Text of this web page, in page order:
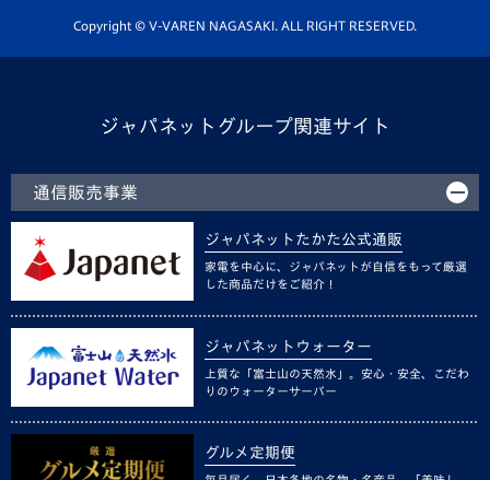
ホームタウン活動
Copyright © V-VAREN NAGASAKI. ALL RIGHT RESERVED.
ジャパネットグループ関連サイト
通信販売事業
ジャパネットたかた公式通販
家電を中心に、ジャパネットが自信をもって厳選
した商品だけをご紹介！
ジャパネットウォーター
上質な「富士山の天然水」。安心・安全、こだわ
りのウォーターサーバー
グルメ定期便